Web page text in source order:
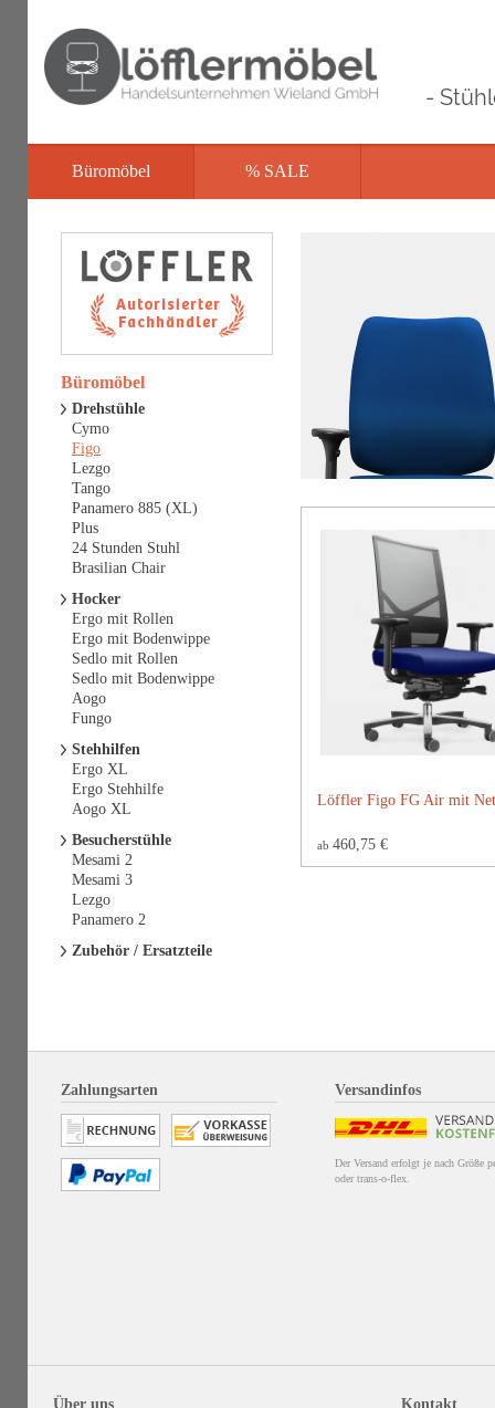
-
Büromöbel % SALE
Löffler Figo FG Air mit
ab 460,75 €
Büromöbel
Drehstühle
Cymo
Figo
Lezgo
Tango
Panamero 885 (XL)
Plus
24 Stunden Stuhl
Brasilian Chair
Hocker
Ergo mit Rollen
Ergo mit Bodenwippe
Sedlo mit Rollen
Sedlo mit Bodenwippe
Aogo
Fungo
Stehhilfen
Ergo XL
Ergo Stehhilfe
Aogo XL
Besucherstühle
Mesami 2
Mesami 3
Lezgo
Panamero 2
Zubehör / Ersatzteile
Zahlungsarten Versandinfos
Der Versand erfolgt je nach Größe
oder trans-o-flex.
Über uns Kontakt